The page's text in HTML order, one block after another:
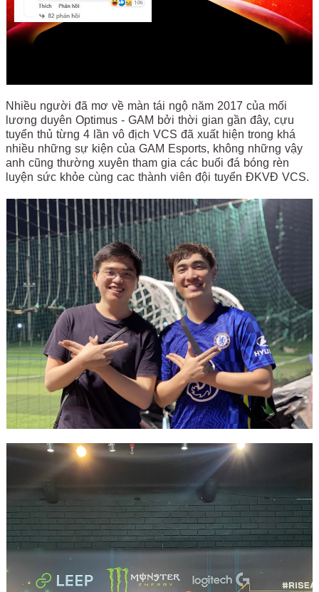
Nhiều người đã mơ về màn tái ngộ năm 2017 của mối
lương duyên Optimus - GAM bởi thời gian gần đây, cựu
tuyển thủ từng 4 lần vô địch VCS đã xuất hiện trong khá
nhiều những sự kiện của GAM Esports, không những vậy
anh cũng thường xuyên tham gia các buổi đá bóng rèn
luyện sức khỏe cùng cac thành viên đội tuyển ĐKVĐ VCS.